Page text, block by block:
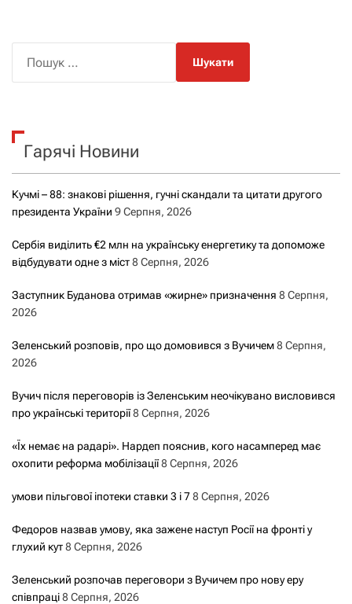
к
Гарячі Новини
Кучмі – 88: знакові рішення, гучні скандали та цитати другого
президента України 9 Серпня, 2026
Сербія виділить €2 млн на українську енергетику та допоможе
відбудувати одне з міст8 Серпня, 2026
Заступник Буданова отримав «жирне» призначення 8 Серпня,
2026
Зеленський розповів, про що домовився з Вучичем8 Серпня,
2026
Вучич після переговорів із Зеленським неочікувано висловився
про українські території8 Серпня, 2026
«Їх немає на радарі». Нардеп пояснив, кого насамперед має
охопити реформа мобілізації8 Серпня, 2026
умови пільгової іпотеки ставки 3 і 78 Серпня, 2026
Федоров назвав умову, яка зажене наступ Росії на фронті у
глухий кут8 Серпня, 2026
Зеленський розпочав переговори з Вучичем про нову еру
співпраці8 Серпня, 2026